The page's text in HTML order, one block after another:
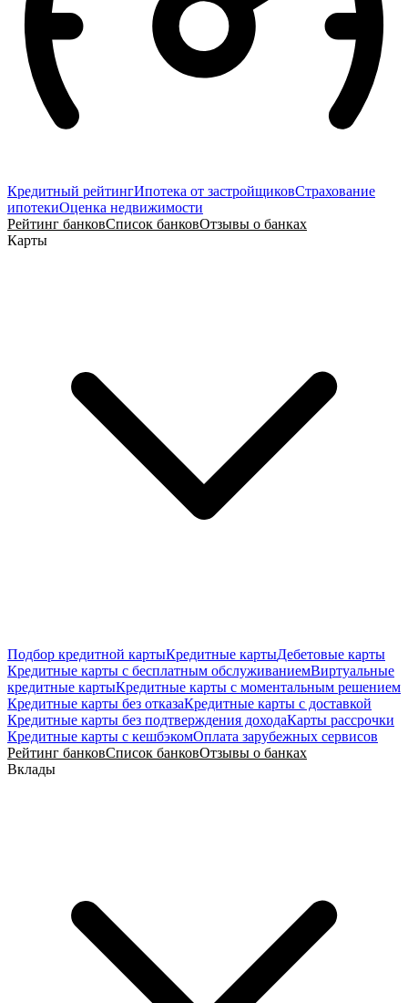
Кредитный рейтингИпотека от застройщиковСтрахование
ипотекиОценка недвижимости
Рейтинг банковСписок банковОтзывы о банках
Карты
Подбор кредитной картыКредитные картыДебетовые карты
Кредитные карты с бесплатным обслуживаниемВиртуальные
кредитные картыКредитные карты с моментальным решением
Кредитные карты без отказаКредитные карты с доставкой
Кредитные карты без подтверждения доходаКарты рассрочки
Кредитные карты с кешбэкомОплата зарубежных сервисов
Рейтинг банковСписок банковОтзывы о банках
Вклады